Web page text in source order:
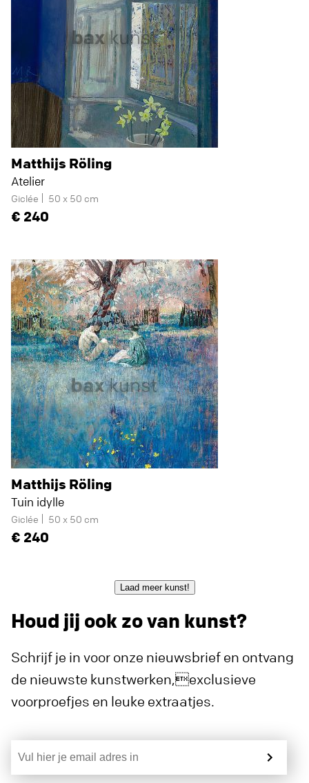
Matthijs Röling
Atelier
Giclée 50 x 50 cm
240
Matthijs Röling
Tuin idylle
Giclée 50 x 50 cm
240
Laad meer kunst!
Houd jij ook zo van kunst?
Schrijf je in voor onze nieuwsbrief en ontvang
de nieuwste kunstwerken,exclusieve
voorproefjes en leuke extraatjes.